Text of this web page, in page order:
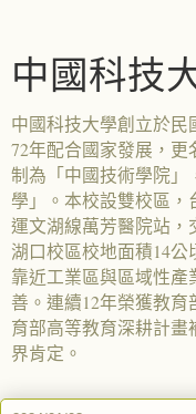
中國科技
中國科技大學創立於民
72年配合國家發展，
制為「中國技術學院」
學」。本校設雙校區，
運文湖線萬芳醫院站
湖口校區校地面積14公
靠近工業區與區域性
善。連續12年榮獲教育
育部高等教育深耕計畫
界肯定。